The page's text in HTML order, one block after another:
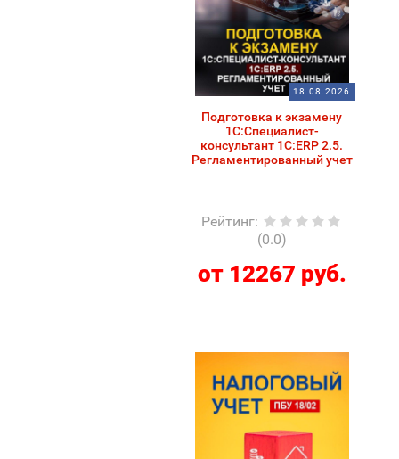
18.08.2026
Подготовка к экзамену
1С:Специалист-
консультант 1С:ERP 2.5.
Регламентированный учет
Рейтинг:
(0.0)
от 12267 руб.